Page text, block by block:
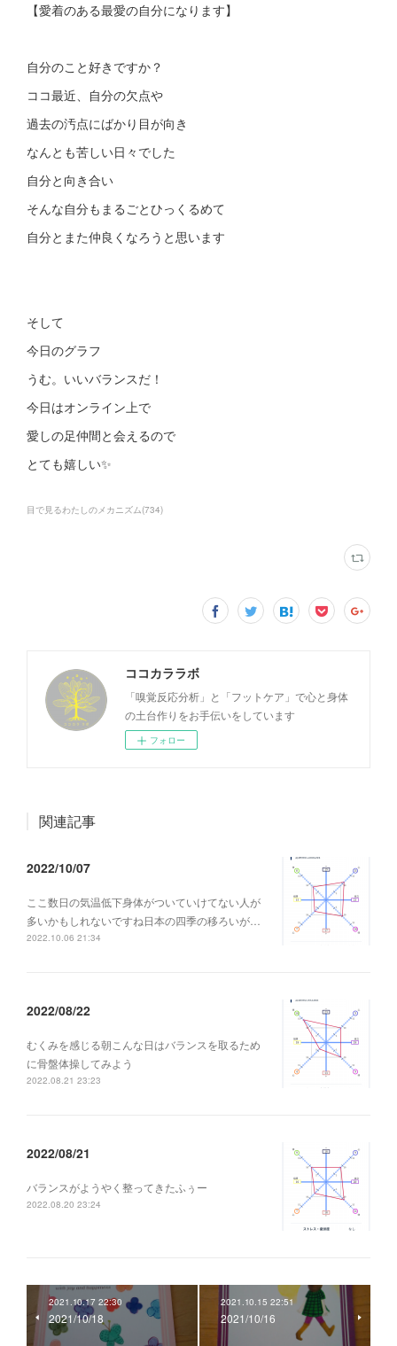
【愛着のある最愛の自分になります】
自分のこと好きですか？
ココ最近、自分の欠点や
過去の汚点にばかり目が向き
なんとも苦しい日々でした
自分と向き合い
そんな自分もまるごとひっくるめて
自分とまた仲良くなろうと思います
そして
今日のグラフ
うむ。いいバランスだ！
今日はオンライン上で
愛しの足仲間と会えるので
とても嬉しい✨
目で見るわたしのメカニズム(734)
ココカララボ
「嗅覚反応分析」と「フットケア」で心と身体
の土台作りをお手伝いをしています
フォロー
関連記事
2022/10/07
ここ数日の気温低下身体がついていけてない人が
多いかもしれないですね日本の四季の移ろいが…
2022.10.06 21:34
2022/08/22
むくみを感じる朝こんな日はバランスを取るため
に骨盤体操してみよう
2022.08.21 23:23
2022/08/21
バランスがようやく整ってきたふぅー
2022.08.20 23:24
2021.10.17 22:30
2021/10/18
2021.10.15 22:51
2021/10/16